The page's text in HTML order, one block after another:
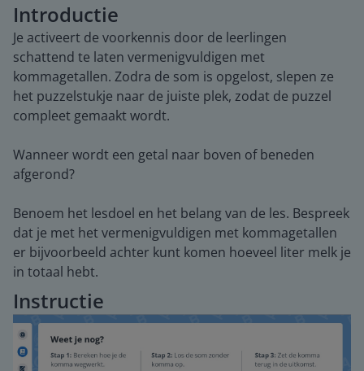
Introductie
Je activeert de voorkennis door de leerlingen
schattend te laten vermenigvuldigen met
kommagetallen. Zodra de som is opgelost, slepen ze
het puzzelstukje naar de juiste plek, zodat de puzzel
compleet gemaakt wordt.
Wanneer wordt een getal naar boven of beneden
afgerond?
Benoem het lesdoel en het belang van de les. Bespreek
dat je met het vermenigvuldigen met kommagetallen
er bijvoorbeeld achter kunt komen hoeveel liter melk je
in totaal hebt.
Instructie